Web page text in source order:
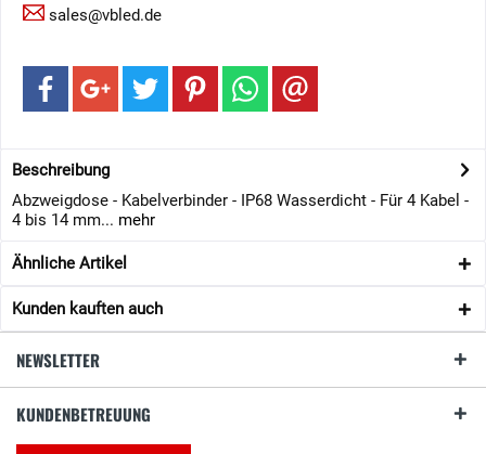
sales@vbled.de
Beschreibung
Abzweigdose - Kabelverbinder - IP68 Wasserdicht - Für 4 Kabel -
4 bis 14 mm... mehr
Ähnliche Artikel
Kunden kauften auch
NEWSLETTER
KUNDENBETREUUNG